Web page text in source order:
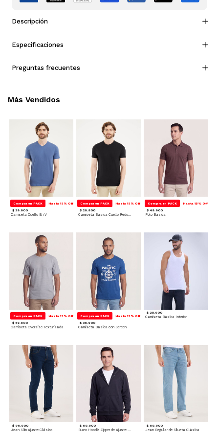
Descripción
Especificaciones
Preguntas frecuentes
Compra en PACK Hasta 15% Off
$ 29.900
Camiseta Cuello En V
Compra en PACK Hasta 15% Off
$ 29.900
Camiseta Basica Cuello Redondo
Compra en PACK Hasta 15% Off
$ 49.900
Polo Basica
Compra en PACK Hasta 15% Off
$ 59.900
Camiseta Oversize Texturizada
Compra en PACK Hasta 15% Off
$ 39.900
Camiseta Basica con Screen
$ 20.900
Camiseta Básica Interior
$ 99.900
Jean Slim Ajuste Clásico
$ 99.900
Buzo Hoodie Zipper de Ajuste Cómodo
$ 99.900
Jean Regular de Silueta Clásica
Más Vendidos